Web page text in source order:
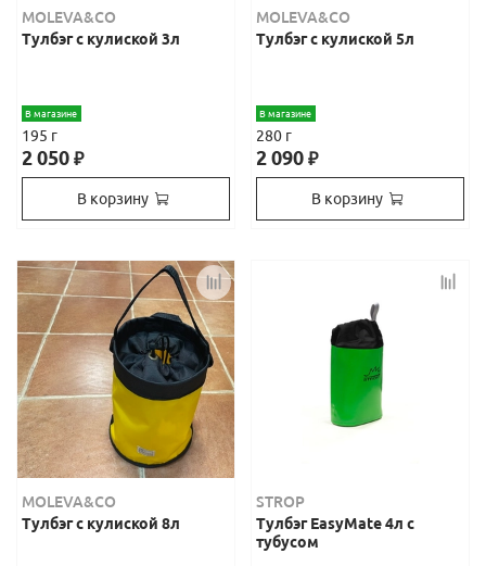
MOLEVA&CO
Тулбэг с кулиской 3л
В магазине
195 г
2 050₽
В корзину
MOLEVA&CO
Тулбэг с кулиской 5л
В магазине
280 г
2 090₽
В корзину
MOLEVA&CO
Тулбэг с кулиской 8л
STROP
Тулбэг EasyMate 4л с
тубусом